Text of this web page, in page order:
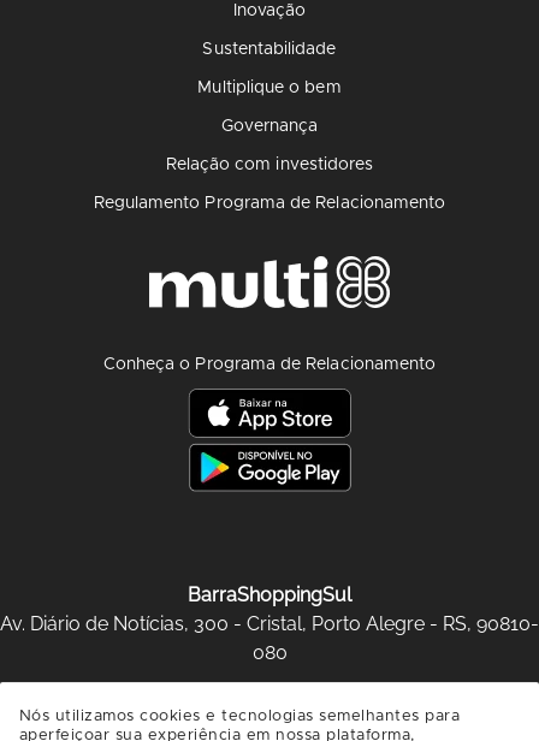
Inovação
Sustentabilidade
Multiplique o bem
Governança
Relação com investidores
Regulamento Programa de Relacionamento
Conheça o Programa de Relacionamento
BarraShoppingSul
Av. Diário de Notícias, 300 - Cristal, Porto Alegre - RS, 90810-
080
SAIBA COMO CHEGAR
Nós utilizamos cookies e tecnologias semelhantes para
aperfeiçoar sua experiência em nossa plataforma,